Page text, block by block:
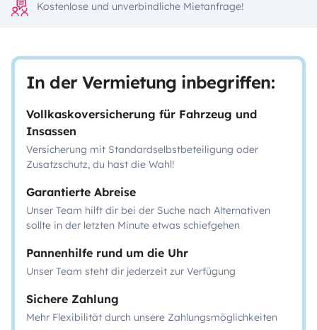
Kostenlose und unverbindliche Mietanfrage!
In der Vermietung inbegriffen:
Vollkaskoversicherung für Fahrzeug und
Insassen
Versicherung mit Standardselbstbeteiligung oder
Zusatzschutz, du hast die Wahl!
Garantierte Abreise
Unser Team hilft dir bei der Suche nach Alternativen
sollte in der letzten Minute etwas schiefgehen
Pannenhilfe rund um die Uhr
Unser Team steht dir jederzeit zur Verfügung
Sichere Zahlung
Mehr Flexibilität durch unsere Zahlungsmöglichkeiten